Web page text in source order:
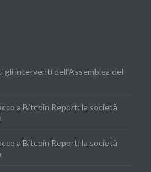
gli interventi dell’Assemblea del
a Bitcoin Report: la società
a Bitcoin Report: la società